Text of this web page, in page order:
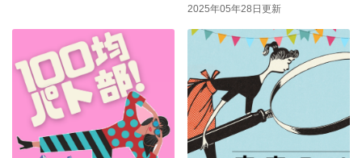
2025年05年28日更新